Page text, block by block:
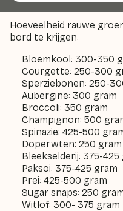
Hoeveelheid rauwe
bord te krijgen:
Bloemkool: 300-350
Courgette: 250-300
Sperziebonen: 250-
Aubergine: 300 gram
Broccoli: 350 gram
Champignon: 500
Spinazie: 425-500
Doperwten: 250 gram
Bleekselderij: 375-425
Paksoi: 375-425 gram
Prei: 425-500 gram
Sugar snaps: 250
Witlof: 300- 375 gram